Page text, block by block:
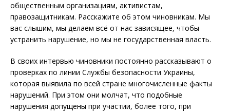
общественным организациям, активистам,
правозащитникам. Расскажите об этом чиновникам. Мы
вас слышим, мы делаем всё от нас зависящее, чтобы
устранить нарушение, но мы не государственная власть.
В своих интервью чиновники постоянно рассказывают о
проверках по линии Службы безопасности Украины,
которая выявила по всей стране многочисленные факты
нарушений. При этом они молчат, что подобные
нарушения допущены при участии, более того, при